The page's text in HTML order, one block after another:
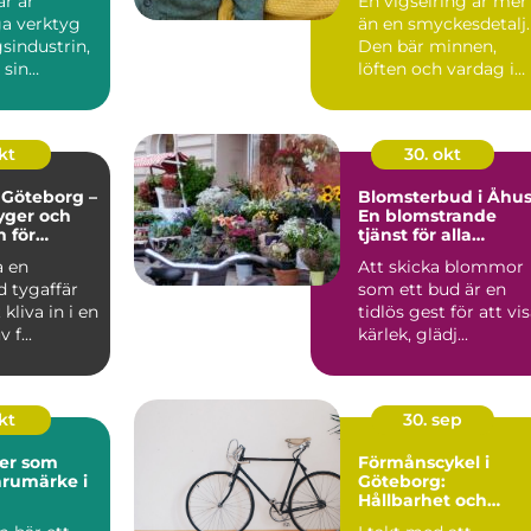
verktyg
än en smyckesdetalj.
Den bär minnen,
löften och vardag i
–
och
för
en
tygaffär
in i en
f...
30. okt
Blomsterbud i
En blomstrande
tjänst för alla
Att skicka blommor
som ett bud är en
tidlös gest för att
kärlek, glädj...
som
i
30. sep
Förmånscykel i
Göteborg:
Hållbarhet och